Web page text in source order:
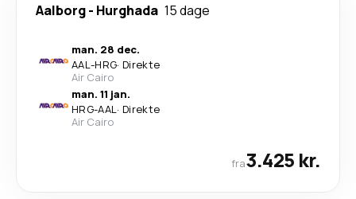
Aalborg- Hurghada 15 dage
man. 28 dec.
AAL-HRG· Direkte
Air Cairo
man. 11 jan.
HRG-AAL· Direkte
Air Cairo
fra3.425 kr.